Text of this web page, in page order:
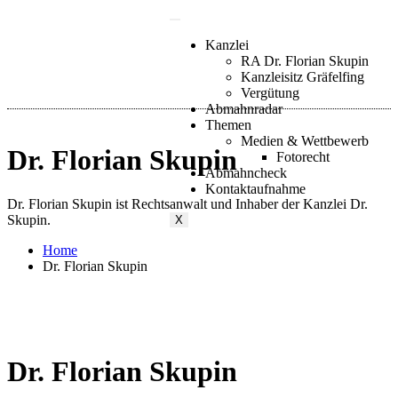
Kanzlei
RA Dr. Florian Skupin
Kanzleisitz Gräfelfing
Vergütung
Abmahnradar
Themen
Medien & Wettbewerb
Fotorecht
Abmahncheck
Kontaktaufnahme
X
Dr. Florian Skupin
Dr. Florian Skupin ist Rechtsanwalt und Inhaber der Kanzlei Dr.
Skupin.
Home
Dr. Florian Skupin
Dr. Florian Skupin